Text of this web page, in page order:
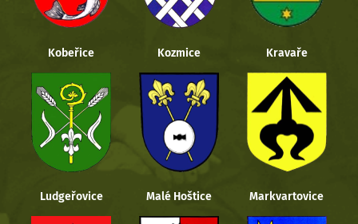
Kobeřice Kozmice Kravaře
Ludgeřovice Malé Hoštice Markvartovice